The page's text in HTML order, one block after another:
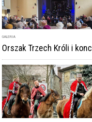
GALERIA
Orszak Trzech Króli i